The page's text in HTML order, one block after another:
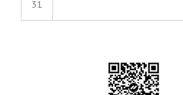
31